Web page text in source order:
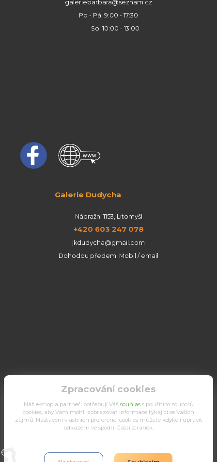
galeriebarbara@seznam.cz
Po - Pá: 9:00 - 17:30
So: 10:00 - 13:00
Galerie Dudycha
Nádražní 1153, Litomyšl
+420 603 247 078
jkdudycha@gmail.com
Dohodou předem: Mobil / email
Upravit sběr cookies.
Zpracování cookies
Náš e-shop a partneři potřebují Váš souhlass použitím souborů
cookies, aby Vám mohli zobrazovat informace týkající se Vašich
zájmů. Nastavení vlastních preferencí cookies můžete kdykoli upravit
odkazem ve spodní části stránek.